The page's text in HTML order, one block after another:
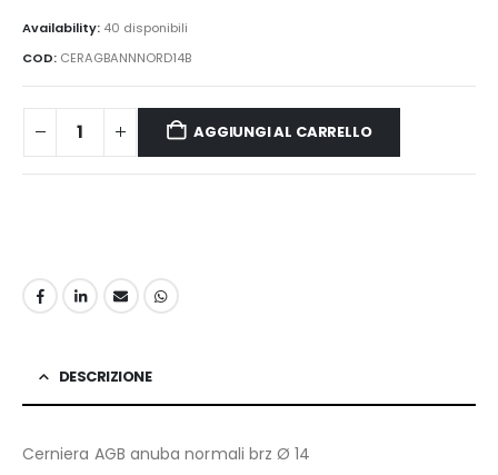
Availability: 40 disponibili
COD: CERAGBANNNORD14B
AGGIUNGI AL CARRELLO
DESCRIZIONE
Cerniera AGB anuba normali brz Ø 14